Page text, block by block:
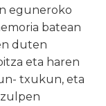
eguneroko
batean
duten
eta haren
txukun, eta